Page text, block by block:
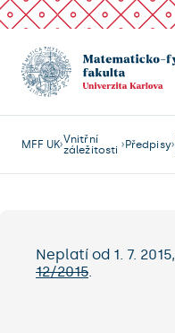
MFF UK Vnitřní
záležitosti
Předpisy
Neplatí od 1. 7.
12/2015.